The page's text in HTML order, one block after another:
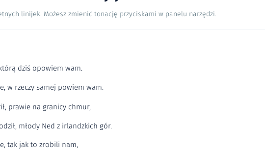
linijek. Możesz zmienić tonację przyciskami w panelu narzędzi.
dziś opowiem wam.
w rzeczy samej powiem wam.
prawie na granicy chmur,
młody Ned z irlandzkich gór.
tak jak to zrobili nam,